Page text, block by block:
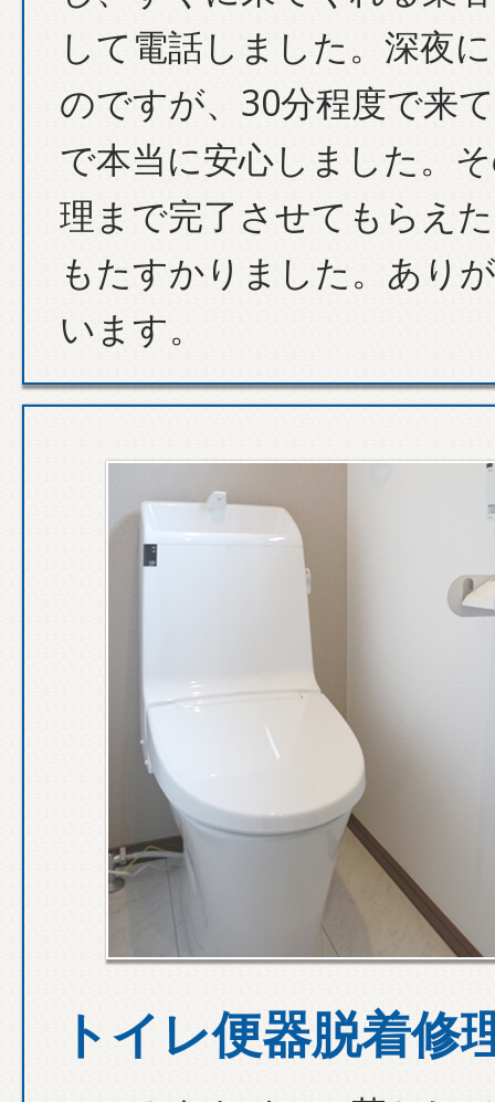
して電話しました。深夜
のですが、30分程度で来
で本当に安心しました。
理まで完了させてもらえ
もたすかりました。あり
います。
トイレ便器脱着修